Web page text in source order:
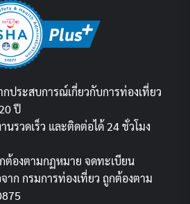
ประสบการณ์เกี่ยวกับการท่องเที่ยว
ปี
นรวดเร็ว และติดต่อได้ 24 ชั่วโมง
ต้องตามกฏหมาย จดทะเบียน
าก กรมการท่องเที่ยว ถูกต้องตาม